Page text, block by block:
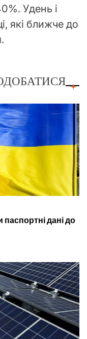
Удень і
які ближче до
дані до